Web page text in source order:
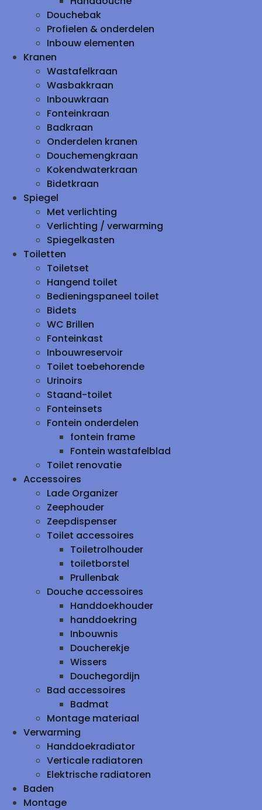
Douchebak
Profielen & onderdelen
Inbouw elementen
Kranen
Wastafelkraan
Wasbakkraan
Inbouwkraan
Fonteinkraan
Badkraan
Onderdelen kranen
Douchemengkraan
Kokendwaterkraan
Bidetkraan
Spiegel
Met verlichting
Verlichting / verwarming
Spiegelkasten
Toiletten
Toiletset
Hangend toilet
Bedieningspaneel toilet
Bidets
WC Brillen
Fonteinkast
Inbouwreservoir
Toilet toebehorende
Urinoirs
Staand-toilet
Fonteinsets
Fontein onderdelen
fontein frame
Fontein wastafelblad
Toilet renovatie
Accessoires
Lade Organizer
Zeephouder
Zeepdispenser
Toilet accessoires
Toiletrolhouder
toiletborstel
Prullenbak
Douche accessoires
Handdoekhouder
handdoekring
Inbouwnis
Doucherekje
Wissers
Douchegordijn
Bad accessoires
Badmat
Montage materiaal
Verwarming
Handdoekradiator
Verticale radiatoren
Elektrische radiatoren
Baden
Montage